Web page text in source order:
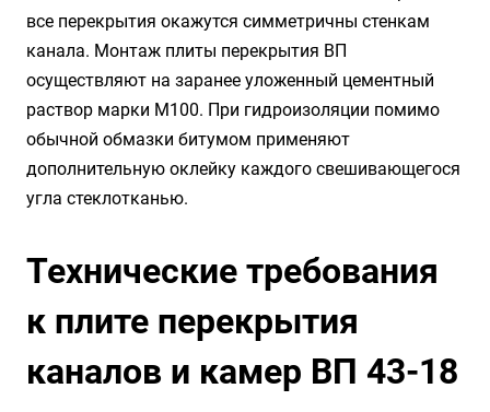
все перекрытия окажутся симметричны стенкам
канала. Монтаж плиты перекрытия ВП
осуществляют на заранее уложенный цементный
раствор марки М100. При гидроизоляции помимо
обычной обмазки битумом применяют
дополнительную оклейку каждого свешивающегося
угла стеклотканью.
Технические требования
к плите перекрытия
каналов и камер ВП 43-18